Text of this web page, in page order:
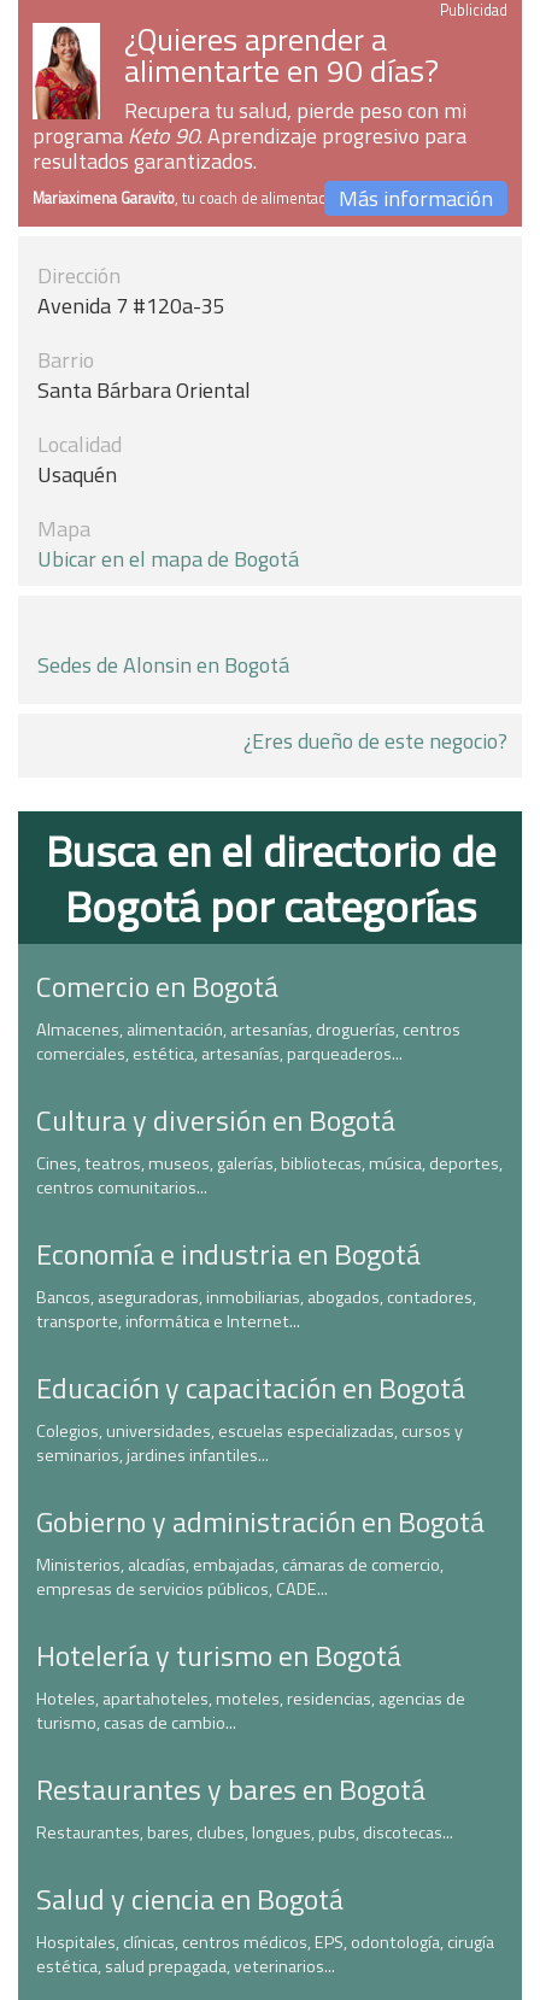
Publicidad
¿Quieres aprender a
alimentarte en 90 días?
Recupera tu salud, pierde peso con mi
programaKeto 90. Aprendizaje progresivo para
resultados garantizados.
Mariaximena Garavito, tu coach de alimentaciónMás información
Dirección
Avenida 7 #120a-35
Barrio
Santa Bárbara Oriental
Localidad
Usaquén
Mapa
Ubicar en el mapa de Bogotá
Sedes de Alonsin en Bogotá
¿Eres dueño de este negocio?
Busca en el directorio de
Bogotá por categorías
Comercio en Bogotá
Almacenes, alimentación, artesanías, droguerías, centros
comerciales, estética, artesanías, parqueaderos...
Cultura y diversión en Bogotá
Cines, teatros, museos, galerías, bibliotecas, música, deportes,
centros comunitarios...
Economía e industria en Bogotá
Bancos, aseguradoras, inmobiliarias, abogados, contadores,
transporte, informática e Internet...
Educación y capacitación en Bogotá
Colegios, universidades, escuelas especializadas, cursos y
seminarios, jardines infantiles...
Gobierno y administración en Bogotá
Ministerios, alcadías, embajadas, cámaras de comercio,
empresas de servicios públicos, CADE...
Hotelería y turismo en Bogotá
Hoteles, apartahoteles, moteles, residencias, agencias de
turismo, casas de cambio...
Restaurantes y bares en Bogotá
Restaurantes, bares, clubes, longues, pubs, discotecas...
Salud y ciencia en Bogotá
Hospitales, clínicas, centros médicos, EPS, odontología, cirugía
estética, salud prepagada, veterinarios...